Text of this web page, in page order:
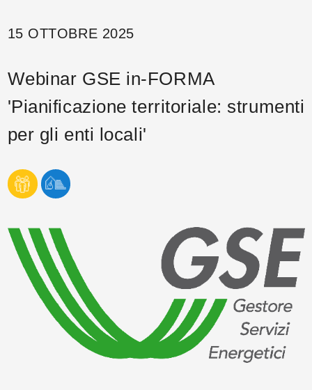
15 OTTOBRE 2025
Webinar GSE in-FORMA
'Pianificazione territoriale: strumenti
per gli enti locali'